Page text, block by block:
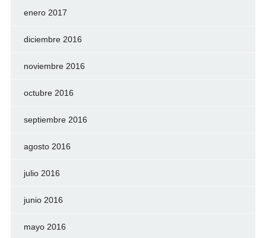
enero 2017
diciembre 2016
noviembre 2016
octubre 2016
septiembre 2016
agosto 2016
julio 2016
junio 2016
mayo 2016